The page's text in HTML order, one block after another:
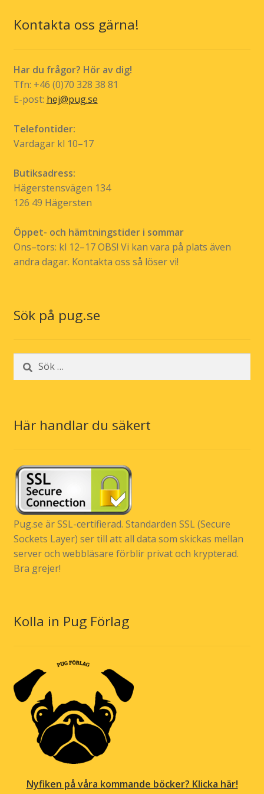
Kontakta oss gärna!
Har du frågor? Hör av dig!
Tfn: +46 (0)70 328 38 81
E-post: hej@pug.se
Telefontider:
Vardagar kl 10–17
Butiksadress:
Hägerstensvägen 134
126 49 Hägersten
Öppet- och hämtningstider i sommar
Ons–tors: kl 12–17 OBS! Vi kan vara på plats även
andra dagar. Kontakta oss så löser vi!
Sök på pug.se
Sök
efter:
Här handlar du säkert
Pug.se är SSL-certifierad. Standarden SSL (Secure
Sockets Layer) ser till att all data som skickas mellan
server och webbläsare förblir privat och krypterad.
Bra grejer!
Kolla in Pug Förlag
Nyfiken på våra kommande böcker? Klicka här!